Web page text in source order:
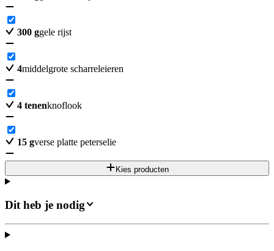
300 ggele rijst
4middelgrote scharreleieren
4 tenenknoflook
15 gverse platte peterselie
Kies producten
Dit heb je nodig